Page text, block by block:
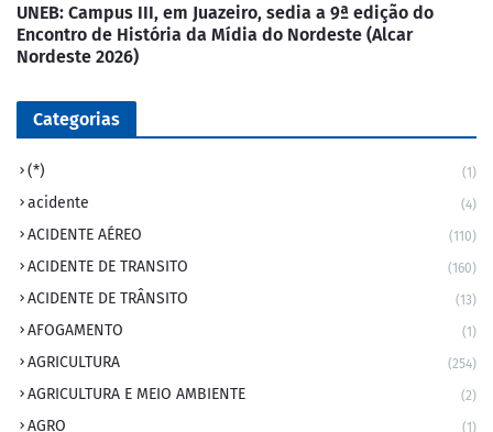
UNEB: Campus III, em Juazeiro, sedia a 9ª edição do
Encontro de História da Mídia do Nordeste (Alcar
Nordeste 2026)
Categorias
(*) (1)
acidente (4)
ACIDENTE AÉREO (110)
ACIDENTE DE TRANSITO (160)
ACIDENTE DE TRÂNSITO (13)
AFOGAMENTO (1)
AGRICULTURA (254)
AGRICULTURA E MEIO AMBIENTE (2)
AGRO (1)